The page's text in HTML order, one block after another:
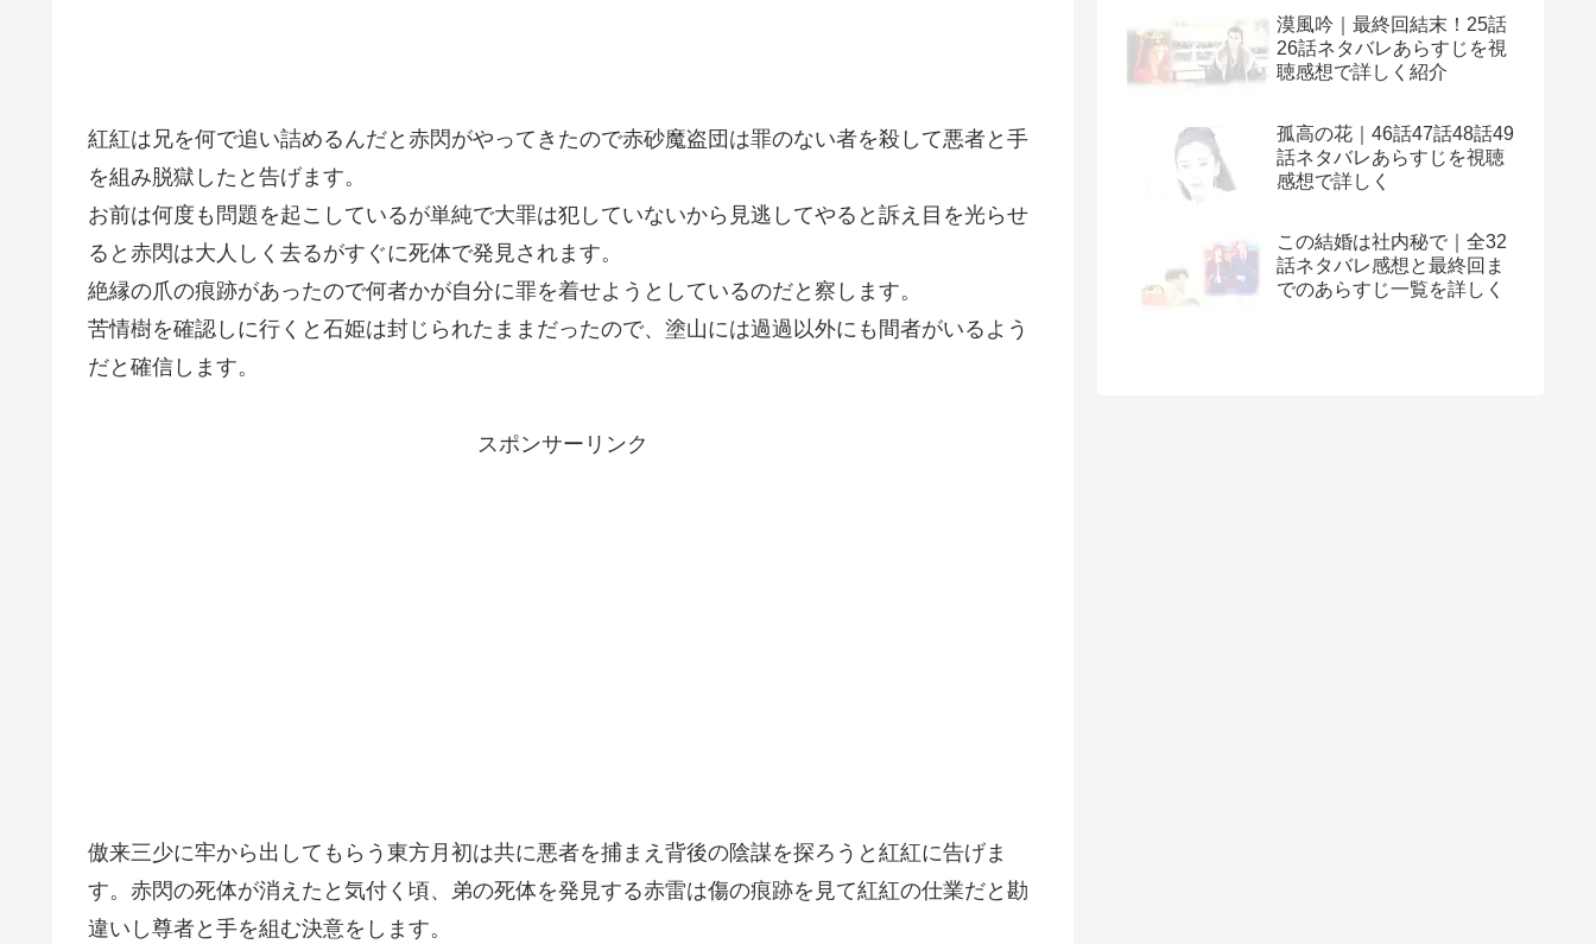
紅紅は兄を何で追い詰めるんだと赤閃がやってきたので赤砂魔盗団は罪のない者を殺して悪者と手
を組み脱獄したと告げます。
お前は何度も問題を起こしているが単純で大罪は犯していないから見逃してやると訴え目を光らせ
ると赤閃は大人しく去るがすぐに死体で発見されます。
絶縁の爪の痕跡があったので何者かが自分に罪を着せようとしているのだと察します。
苦情樹を確認しに行くと石姫は封じられたままだったので、塗山には過過以外にも間者がいるよう
だと確信します。
スポンサーリンク
傲来三少に牢から出してもらう東方月初は共に悪者を捕まえ背後の陰謀を探ろうと紅紅に告げま
す。赤閃の死体が消えたと気付く頃、弟の死体を発見する赤雷は傷の痕跡を見て紅紅の仕業だと勘
違いし尊者と手を組む決意をします。
漠風吟｜最終回結末！25話
26話ネタバレあらすじを視
聴感想で詳しく紹介
孤高の花｜46話47話48話49
話ネタバレあらすじを視聴
感想で詳しく
この結婚は社内秘で｜全32
話ネタバレ感想と最終回ま
でのあらすじ一覧を詳しく